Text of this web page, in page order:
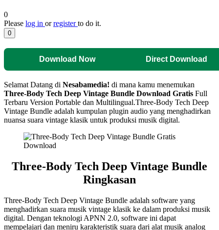
0
Please log in orregisterto do it.
0
Download Now Direct Download
Selamat Datang di Nesabamedia! di mana kamu menemukan
Three-Body Tech Deep Vintage Bundle Download Gratis Full
Terbaru Version Portable dan Multilingual.Three-Body Tech Deep
Vintage Bundle adalah kumpulan plugin audio yang menghadirkan
nuansa suara vintage klasik untuk produksi musik digital.
Three-Body Tech Deep Vintage Bundle
Ringkasan
Three-Body Tech Deep Vintage Bundle adalah software yang
menghadirkan suara musik vintage klasik ke dalam produksi musik
digital. Dengan teknologi APNN 2.0, software ini dapat
mempelajari dan meniru karakteristik suara dari alat musik analog